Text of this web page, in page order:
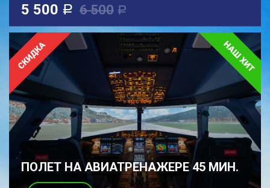
5 500 a 6 500 a
ПОЛЕТ НА АВИАТРЕНАЖЕРЕ 45 МИН.